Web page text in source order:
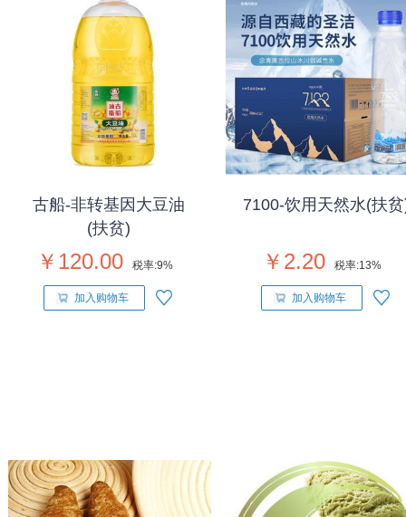
古船-非转基因大豆油
(扶贫)
￥120.00 税率:9%
加入购物车
7100-饮用天然水(扶
￥2.20 税率:13%
加入购物车